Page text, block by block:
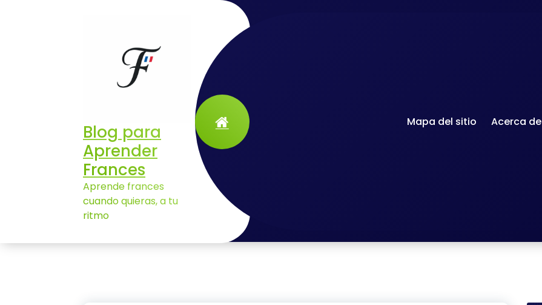
Blog para
Aprender
Frances
Aprende frances
cuando quieras, a tu
ritmo
Mapa del sitio Acerca de